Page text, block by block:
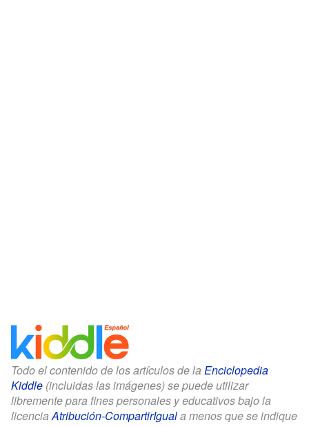
Todo el contenido de los artículos de la Enciclopedia
Kiddle (incluidas las imágenes) se puede utilizar
libremente para fines personales y educativos bajo la
licenciaAtribución-CompartirIguala menos que se indique